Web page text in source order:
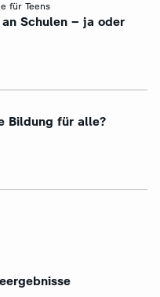
für Teens
Schulen – ja oder
Bildung für alle?